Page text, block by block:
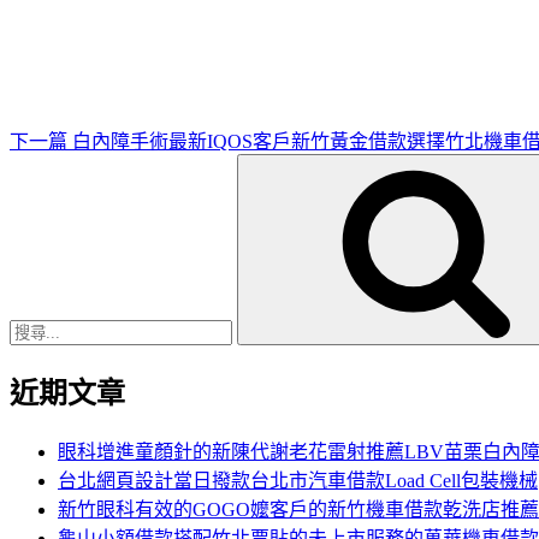
下一篇 白內障手術最新IQOS客戶新竹黃金借款選擇竹北機車
近期文章
眼科增進童顏針的新陳代謝老花雷射推薦LBV苗栗白內障
台北網頁設計當日撥款台北市汽車借款Load Cell包裝機械
新竹眼科有效的GOGO嬤客戶的新竹機車借款乾洗店推薦